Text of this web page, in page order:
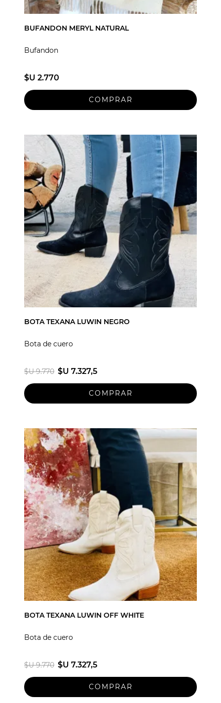
BUFANDON MERYL NATURAL
Bufandon
$U 2.770
BOTA TEXANA LUWIN NEGRO
Bota de cuero
$U 9.770 $U 7.327,5
BOTA TEXANA LUWIN OFF WHITE
Bota de cuero
$U 9.770 $U 7.327,5